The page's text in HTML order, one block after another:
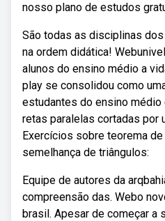
nosso plano de estudos
São todas as disciplinas
na ordem didática!
alunos do ensino médio a
play se consolidou como
estudantes do ensino
retas paralelas cortadas por
Exercícios sobre teorema
semelhança de triângulos:
Equipe de autores da
compreensão das. Webo
brasil. Apesar de começar a